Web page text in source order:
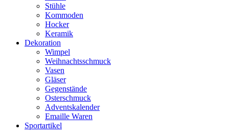
Stühle
Kommoden
Hocker
Keramik
Dekoration
Wimpel
Weihnachtsschmuck
Vasen
Gläser
Gegenstände
Osterschmuck
Adventskalender
Emaille Waren
Sportartikel